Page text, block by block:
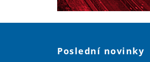
Poslední novinky